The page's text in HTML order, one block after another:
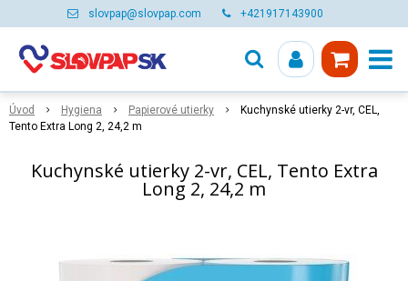
slovpap@slovpap.com +421917143900
Úvod Hygiena Papierové utierky
Kuchynské utierky 2-vr, CEL,
Tento Extra Long 2, 24,2 m
Kuchynské utierky 2-vr, CEL, Tento Extra
Long 2, 24,2 m